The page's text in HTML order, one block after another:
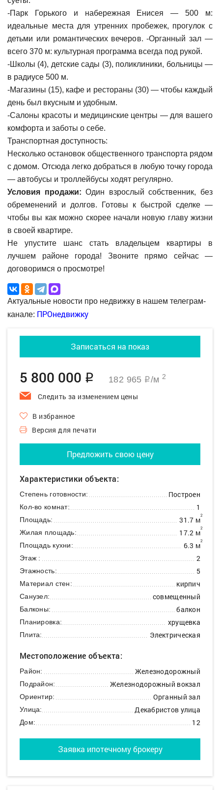
-Парк Горького и набережная Енисея — 500 м:
идеальные места для утренних пробежек, прогулок с
детьми или романтических вечеров. -Органный зал —
всего 370 м: культурная программа всегда под рукой.
-Школы (4), детские сады (3), поликлиники, больницы —
в радиусе 500 м.
-Магазины (15), кафе и рестораны (30) — чтобы каждый
день был вкусным и удобным.
-Салоны красоты и медицинские центры — для вашего
комфорта и заботы о себе.
Транспортная доступность:
Несколько остановок общественного транспорта рядом
с домом. Отсюда легко добраться в любую точку города
— автобусы и троллейбусы ходят регулярно.
Условия продажи: Один взрослый собственник, без
обременений и долгов. Готовы к быстрой сделке —
чтобы вы как можно скорее начали новую главу жизни
в своей квартире.
Не упустите шанс стать владельцем квартиры в
лучшем районе города! Звоните прямо сейчас —
договоримся о просмотре!
Актуальные новости про недвижку в нашем телеграм-
канале: ПРОнедвижку
Записаться на показ
5 800 000 q 182 965 q/м 2
Следить за изменением цены
В избранное
Версия для печати
Предложить свою цену
Характеристики объекта:
Степень готовности: Построен
Кол-во комнат: 1
Площадь: 31.7 м2
Жилая площадь: 17.2 м2
Площадь кухни: 6.3 м2
Этаж : 2
Этажность: 5
Материал стен: кирпич
Санузел: совмещенный
Балконы: балкон
Планировка: хрущевка
Плита: Электрическая
Местоположение объекта:
Район: Железнодорожный
Подрайон: Железнодорожный вокзал
Ориентир: Органный зал
Улица: Декабристов улица
Дом: 12
Заявка ипотечному брокеру